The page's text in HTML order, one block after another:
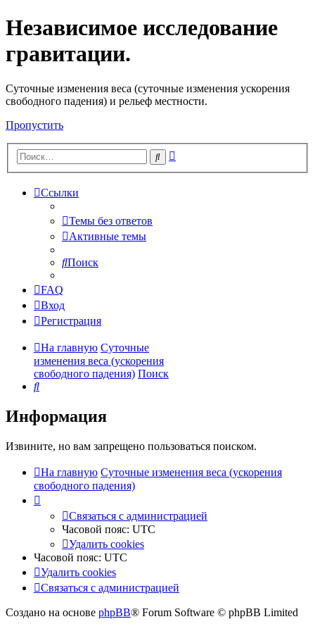
Независимое исследование
гравитации.
Cуточные изменения веса (суточные изменения ускорения
свободного падения) и рельеф местности.
Пропустить
Поиск
Ссылки
Темы без ответов
Активные темы
Поиск
FAQ
Вход
Регистрация
На главную Суточные
изменения веса (ускорения
свободного падения) Поиск
Поиск
Информация
Извините, но вам запрещено пользоваться поиском.
На главную Суточные изменения веса (ускорения
свободного падения)
Связаться с администрацией
Часовой пояс: UTC
Удалить cookies
Часовой пояс: UTC
Удалить cookies
Связаться с администрацией
Создано на основе phpBB® Forum Software © phpBB Limited